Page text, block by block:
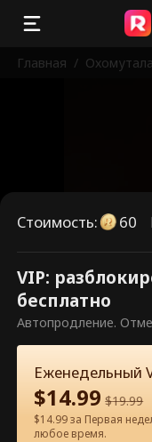
Главная /
Это
60
Стоимость: 60
VIP:
бесплатно
Автопродление.
Еженедельный
$14.99 $19.99
$14.99 за Первая
любое время.